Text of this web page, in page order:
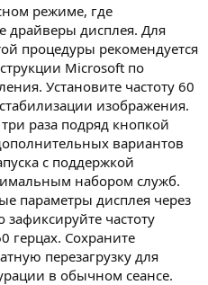
режиме, где
драйверы дисплея. Для
процедуры рекомендуется
Microsoft по
Установите частоту 60
изображения.
раза подряд кнопкой
вариантов
с поддержкой
набором служб.
параметры дисплея через
частоту
герцах. Сохраните
перезагрузку для
в обычном сеансе.